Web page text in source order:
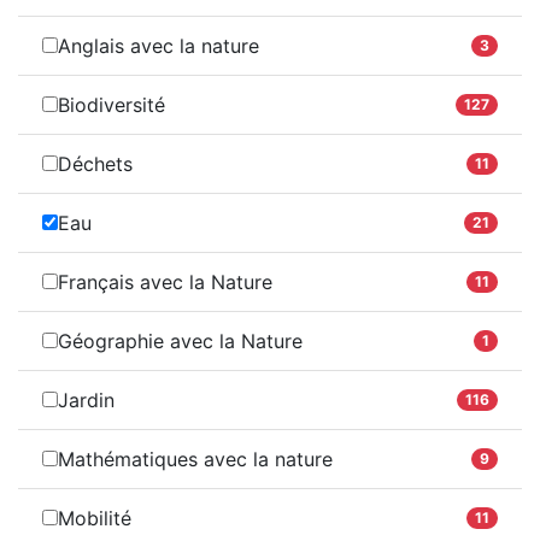
Anglais avec la nature 3
Biodiversité 127
Déchets 11
Eau 21
Français avec la Nature 11
Géographie avec la Nature 1
Jardin 116
Mathématiques avec la nature 9
Mobilité 11